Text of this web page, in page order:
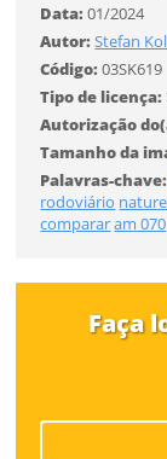
Data:01/2024
Autor:Stefan
Código:03SK619
Tipo de licença:
Autorização
Tamanho da
Palavras-
rodoviário
compararam 070
Faça
Formato
Tamanho
Desejo
Li e
Tipo de